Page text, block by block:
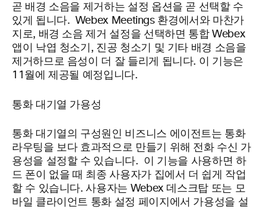
곧 배경 소음을 제거하는 설정 옵션을 곧 선택할 수
있게 됩니다. Webex Meetings 환경에서와 마찬가
지로, 배경 소음 제거 설정을 선택하면 통합 Webex
앱이 낙엽 청소기, 진공 청소기 및 기타 배경 소음을
제거하므로 음성이 더 잘 들리게 됩니다. 이 기능은
11월에 제공될 예정입니다.
통화 대기열 가용성
통화 대기열의 구성원인 비즈니스 에이전트는 통화
라우팅을 보다 효과적으로 만들기 위해 전화 수신 가
용성을 설정할 수 있습니다. 이 기능을 사용하면 하
드 폰이 없을 때 최종 사용자가 집에서 더 쉽게 작업
할 수 있습니다. 사용자는 Webex 데스크탑 또는 모
바일 클라이언트 통화 설정 페이지에서 가용성을 설